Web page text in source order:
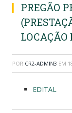
PREGÃO
LOCAÇÃO
POR CR2-ADMIN3 EM
EDITAL